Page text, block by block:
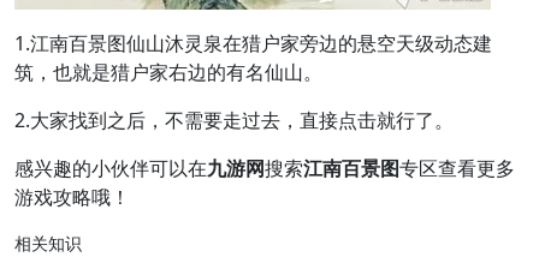
1.江南百景图仙山沐灵泉在猎户家旁边的悬空天级动态建
筑，也就是猎户家右边的有名仙山。
2.大家找到之后，不需要走过去，直接点击就行了。
感兴趣的小伙伴可以在九游网搜索江南百景图专区查看更多
游戏攻略哦！
相关知识